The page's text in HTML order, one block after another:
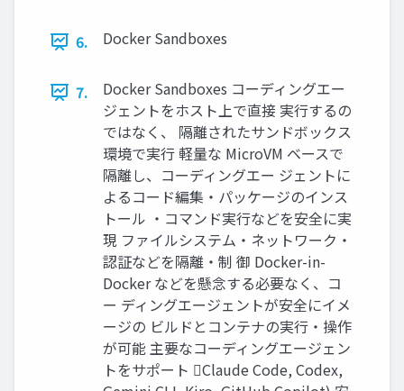
6. Docker Sandboxes
7.
Docker Sandboxes コーディングエー
ジェントをホスト上で直接 実行するの
ではなく、 隔離されたサンドボックス
環境で実行 軽量な MicroVM ベースで
隔離し、コーディングエー ジェントに
よるコード編集・パッケージのインス
トール ・コマンド実行などを安全に実
現 ファイルシステム・ネットワーク・
認証などを隔離・制 御 Docker-in-
Docker などを懸念する必要なく、コ
ー ディングエージェントが安全にイメ
ージの ビルドとコンテナの実行・操作
が可能 主要なコーディングエージェン
トをサポート Claude Code, Codex,